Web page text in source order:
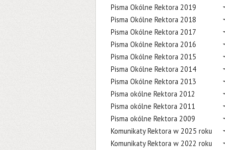
Pisma Okólne Rektora 2019
Pisma Okólne Rektora 2018
Pisma Okólne Rektora 2017
Pisma Okólne Rektora 2016
Pisma Okólne Rektora 2015
Pisma Okólne Rektora 2014
Pisma Okólne Rektora 2013
Pisma okólne Rektora 2012
Pisma okólne Rektora 2011
Pisma okólne Rektora 2009
Komunikaty Rektora w 2025 roku
Komunikaty Rektora w 2022 roku